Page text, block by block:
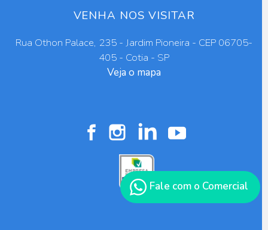
VENHA NOS VISITAR
Rua Othon Palace, 235 - Jardim Pioneira - CEP 06705-
405 - Cotia - SP
Veja o mapa
Fale com o Comercial